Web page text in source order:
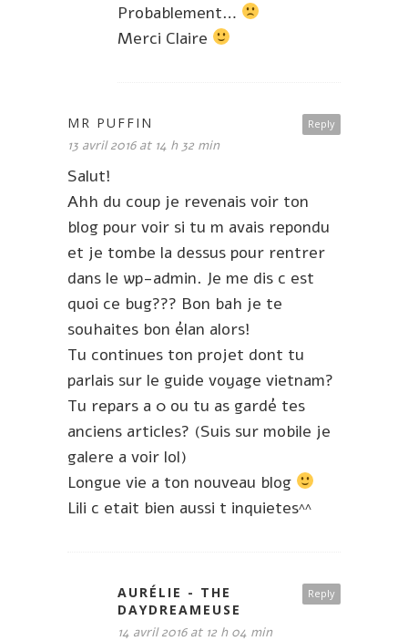
Probablement…
Merci Claire
Reply
MR PUFFIN
13 avril 2016 at 14 h 32 min
Salut!
Ahh du coup je revenais voir ton
blog pour voir si tu m avais repondu
et je tombe la dessus pour rentrer
dans le wp-admin. Je me dis c est
quoi ce bug??? Bon bah je te
souhaites bon élan alors!
Tu continues ton projet dont tu
parlais sur le guide voyage vietnam?
Tu repars a 0 ou tu as gardé tes
anciens articles? (Suis sur mobile je
galere a voir lol)
Longue vie a ton nouveau blog
Lili c etait bien aussi t inquietes^^
Reply
AURÉLIE - THE
DAYDREAMEUSE
14 avril 2016 at 12 h 04 min